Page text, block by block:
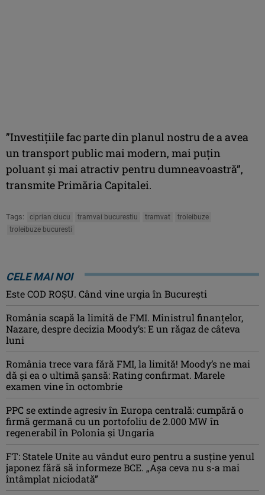
”Investiţiile fac parte din planul nostru de a avea
un transport public mai modern, mai puţin
poluant şi mai atractiv pentru dumneavoastră”,
transmite Primăria Capitalei.
Tags: ciprian ciucu tramvai bucurestiu tramvat
troleibuze
troleibuze bucuresti
CELE MAI NOI
Este COD ROŞU. Când vine urgia în Bucureşti
România scapă la limită de FMI. Ministrul finanțelor,
Nazare, despre decizia Moody’s: E un răgaz de câteva
luni
România trece vara fără FMI, la limită! Moody’s ne mai
dă și ea o ultimă șansă: Rating confirmat. Marele
examen vine în octombrie
PPC se extinde agresiv în Europa centrală: cumpără o
firmă germană cu un portofoliu de 2.000 MW în
regenerabil în Polonia și Ungaria
FT: Statele Unite au vândut euro pentru a susține yenul
japonez fără să informeze BCE. „Așa ceva nu s-a mai
întâmplat niciodată”